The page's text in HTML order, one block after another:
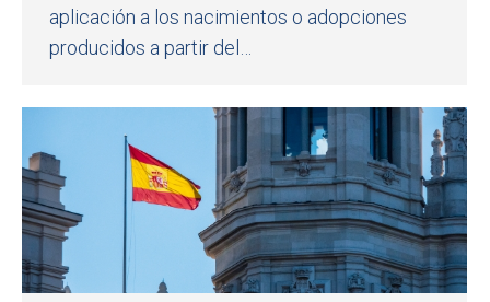
aplicación a los nacimientos o adopciones
producidos a partir del…